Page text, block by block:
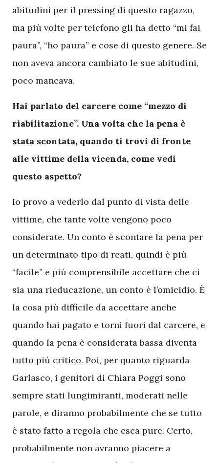
abitudini per il pressing di questo ragazzo,
ma più volte per telefono gli ha detto “mi fai
paura”, “ho paura” e cose di questo genere. Se
non aveva ancora cambiato le sue abitudini,
poco mancava.
Hai parlato del carcere come “mezzo di
riabilitazione”. Una volta che la pena è
stata scontata, quando ti trovi di fronte
alle vittime della vicenda, come vedi
questo aspetto?
Io provo a vederlo dal punto di vista delle
vittime, che tante volte vengono poco
considerate. Un conto è scontare la pena per
un determinato tipo di reati, quindi è più
“facile” e più comprensibile accettare che ci
sia una rieducazione, un conto è l’omicidio. È
la cosa più difficile da accettare anche
quando hai pagato e torni fuori dal carcere, e
quando la pena è considerata bassa diventa
tutto più critico. Poi, per quanto riguarda
Garlasco, i genitori di Chiara Poggi sono
sempre stati lungimiranti, moderati nelle
parole, e diranno probabilmente che se tutto
è stato fatto a regola che esca pure. Certo,
probabilmente non avranno piacere a